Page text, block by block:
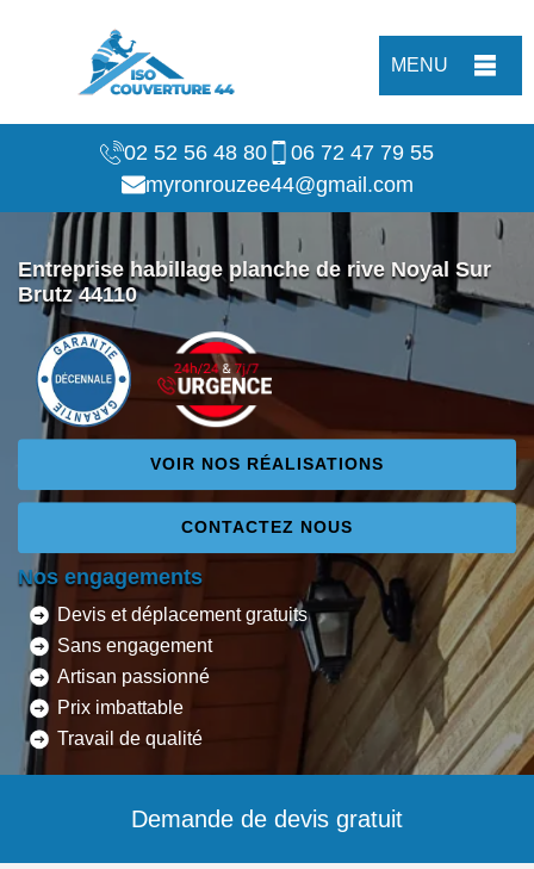
MENU
02 52 56 48 80
06 72 47 79 55
myronrouzee44@gmail.com
Entreprise habillage planche de rive Noyal Sur
Brutz 44110
VOIR NOS RÉALISATIONS
CONTACTEZ NOUS
Nos engagements
Devis et déplacement gratuits
Sans engagement
Artisan passionné
Prix imbattable
Travail de qualité
Demande de devis gratuit